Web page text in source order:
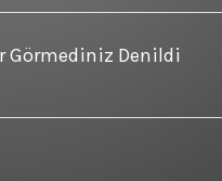
Görmediniz Denildi